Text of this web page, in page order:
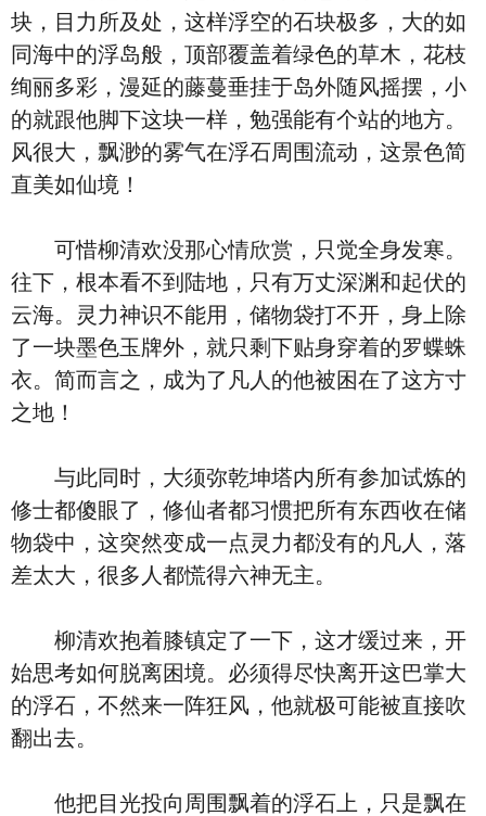
块，目力所及处，这样浮空的石块极多，大的如
同海中的浮岛般，顶部覆盖着绿色的草木，花枝
绚丽多彩，漫延的藤蔓垂挂于岛外随风摇摆，小
的就跟他脚下这块一样，勉强能有个站的地方。
风很大，飘渺的雾气在浮石周围流动，这景色简
直美如仙境！
可惜柳清欢没那心情欣赏，只觉全身发寒。
往下，根本看不到陆地，只有万丈深渊和起伏的
云海。灵力神识不能用，储物袋打不开，身上除
了一块墨色玉牌外，就只剩下贴身穿着的罗蝶蛛
衣。简而言之，成为了凡人的他被困在了这方寸
之地！
与此同时，大须弥乾坤塔内所有参加试炼的
修士都傻眼了，修仙者都习惯把所有东西收在储
物袋中，这突然变成一点灵力都没有的凡人，落
差太大，很多人都慌得六神无主。
柳清欢抱着膝镇定了一下，这才缓过来，开
始思考如何脱离困境。必须得尽快离开这巴掌大
的浮石，不然来一阵狂风，他就极可能被直接吹
翻出去。
他把目光投向周围飘着的浮石上，只是飘在